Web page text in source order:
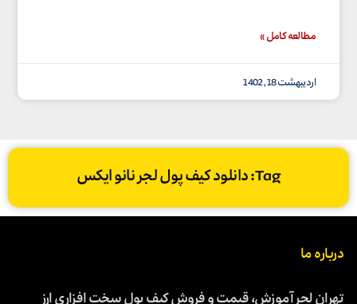
مطالعه کامل »
اردیبهشت 18, 1402
Tag: دانلود کیف پول لجر نانو ایکس
درباره ما